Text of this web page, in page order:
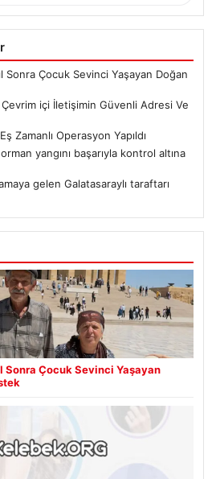
Sonra Çocuk Sevinci Yaşayan Doğan
içi İletişimin Güvenli Adresi Ve
Zamanlı Operasyon Yapıldı
yangını başarıyla kontrol altına
gelen Galatasaraylı taraftarı
Sonra Çocuk Sevinci Yaşayan